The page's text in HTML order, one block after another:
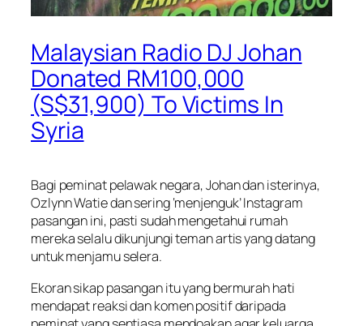
Malaysian Radio DJ Johan
Donated RM100,000
(S$31,900) To Victims In
Syria
Bagi peminat pelawak negara, Johan dan isterinya,
Ozlynn Watie dan sering ‘menjenguk’ Instagram
pasangan ini, pasti sudah mengetahui rumah
mereka selalu dikunjungi teman artis yang datang
untuk menjamu selera.
Ekoran sikap pasangan itu yang bermurah hati
mendapat reaksi dan komen positif daripada